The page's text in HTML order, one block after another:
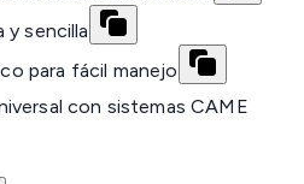
y sencilla
para fácil manejo
con sistemas CAME